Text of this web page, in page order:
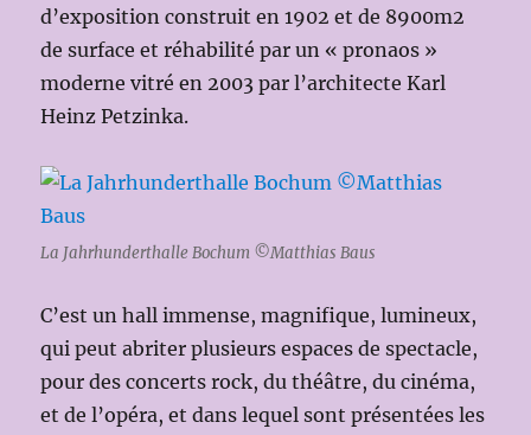
d’exposition construit en 1902 et de 8900m2
de surface et réhabilité par un « pronaos »
moderne vitré en 2003 par l’architecte Karl
Heinz Petzinka.
La Jahrhunderthalle Bochum ©Matthias Baus
C’est un hall immense, magnifique, lumineux,
qui peut abriter plusieurs espaces de spectacle,
pour des concerts rock, du théâtre, du cinéma,
et de l’opéra, et dans lequel sont présentées les